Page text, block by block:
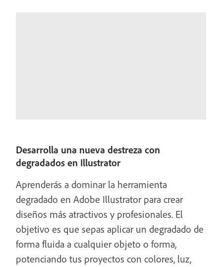
Desarrolla una nueva destreza con
degradados en Illustrator
Aprenderás a dominar la herramienta
degradado en Adobe Illustrator para crear
diseños más atractivos y profesionales. El
objetivo es que sepas aplicar un degradado de
forma fluida a cualquier objeto o forma,
potenciando tus proyectos con colores, luz,